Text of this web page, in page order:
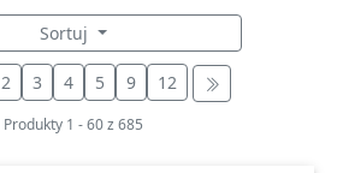
Sortuj
2 3 4 5 9 12
Produkty 1 -60z 685